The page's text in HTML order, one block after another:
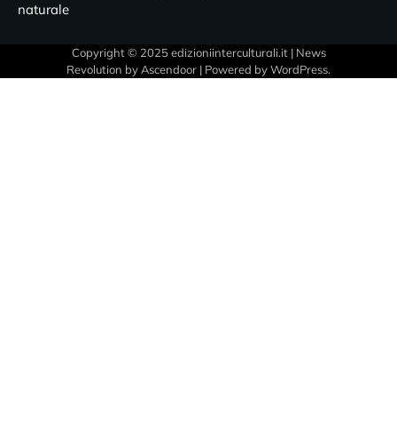
naturale
Copyright © 2025 edizioniinterculturali.it | News
Revolution byAscendoor | Powered byWordPress.